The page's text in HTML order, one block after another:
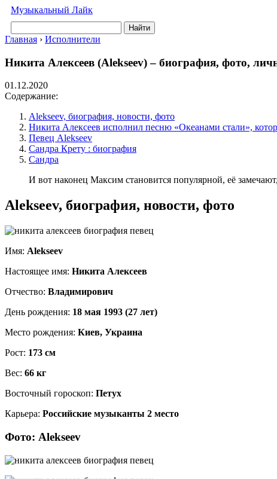
Музыкальный Лайк
Найти
Главная › Исполнители
Никита Алексеев (Alekseev) – биография, фото,
01.12.2020
Содержание:
Alekseev, биография, новости, фото
Никита Алексеев исполнил песню «Океанами стали»,
Певец Alekseev
Сандра Крету : биография
Сандра
И вот наконец Максим становится популярной, её
Alekseev, биография, новости, фото
Имя: Alekseev
Настоящее имя: Никита Алексеев
Отчество: Владимирович
День рождения: 18 мая 1993 (27 лет)
Место рождения: Киев, Украина
Рост: 173 см
Вес: 66 кг
Восточный гороскоп: Петух
Карьера: Российские музыканты 2 место
Фото: Alekseev